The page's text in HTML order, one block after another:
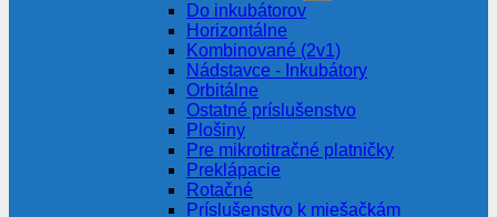
Do inkubátorov
Horizontálne
Kombinované (2v1)
Nádstavce - Inkubátory
Orbitálne
Ostatné príslušenstvo
Plošiny
Pre mikrotitračné platničky
Preklápacie
Rotačné
Príslušenstvo k miešačkám